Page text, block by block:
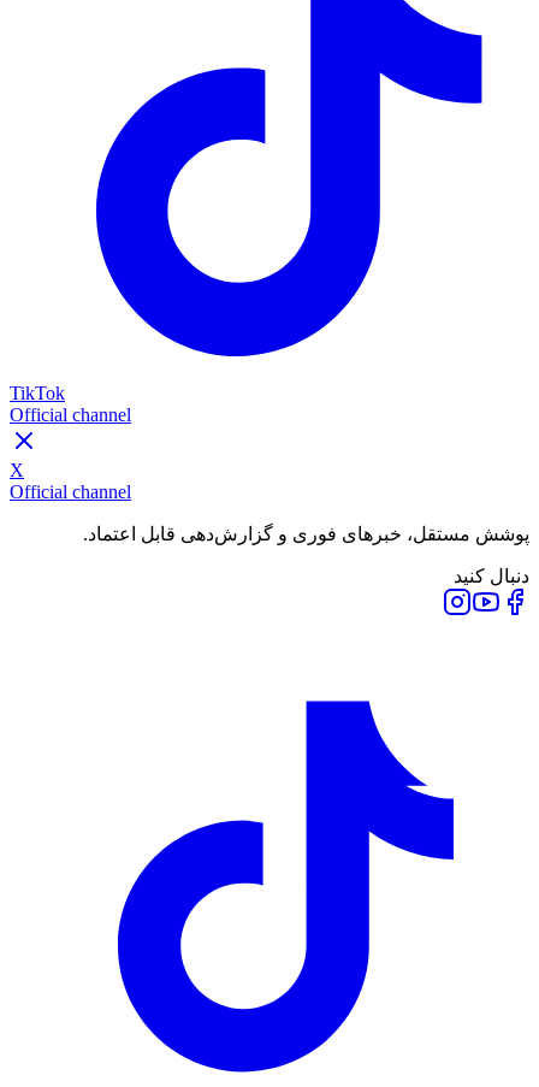
TikTok
Official channel
X
Official channel
پوشش مستقل، خبرهای فوری و گزارش‌دهی قابل اعتماد.
دنبال کنید